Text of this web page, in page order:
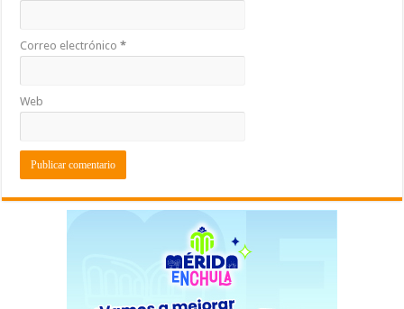
Correo electrónico*
Web